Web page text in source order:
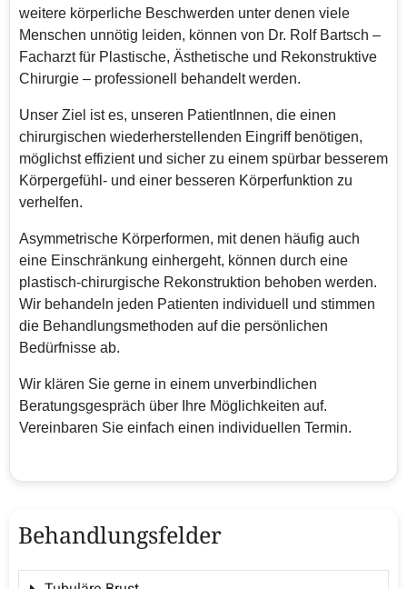
weitere körperliche Beschwerden unter denen viele
Menschen unnötig leiden, können von Dr. Rolf Bartsch –
Facharzt für Plastische, Ästhetische und Rekonstruktive
Chirurgie – professionell behandelt werden.
Unser Ziel ist es, unseren PatientInnen, die einen
chirurgischen wiederherstellenden Eingriff benötigen,
möglichst effizient und sicher zu einem spürbar besserem
Körpergefühl- und einer besseren Körperfunktion zu
verhelfen.
Asymmetrische Körperformen, mit denen häufig auch
eine Einschränkung einhergeht, können durch eine
plastisch-chirurgische Rekonstruktion behoben werden.
Wir behandeln jeden Patienten individuell und stimmen
die Behandlungsmethoden auf die persönlichen
Bedürfnisse ab.
Wir klären Sie gerne in einem unverbindlichen
Beratungsgespräch über Ihre Möglichkeiten auf.
Vereinbaren Sie einfach einen individuellen Termin.
Behandlungsfelder